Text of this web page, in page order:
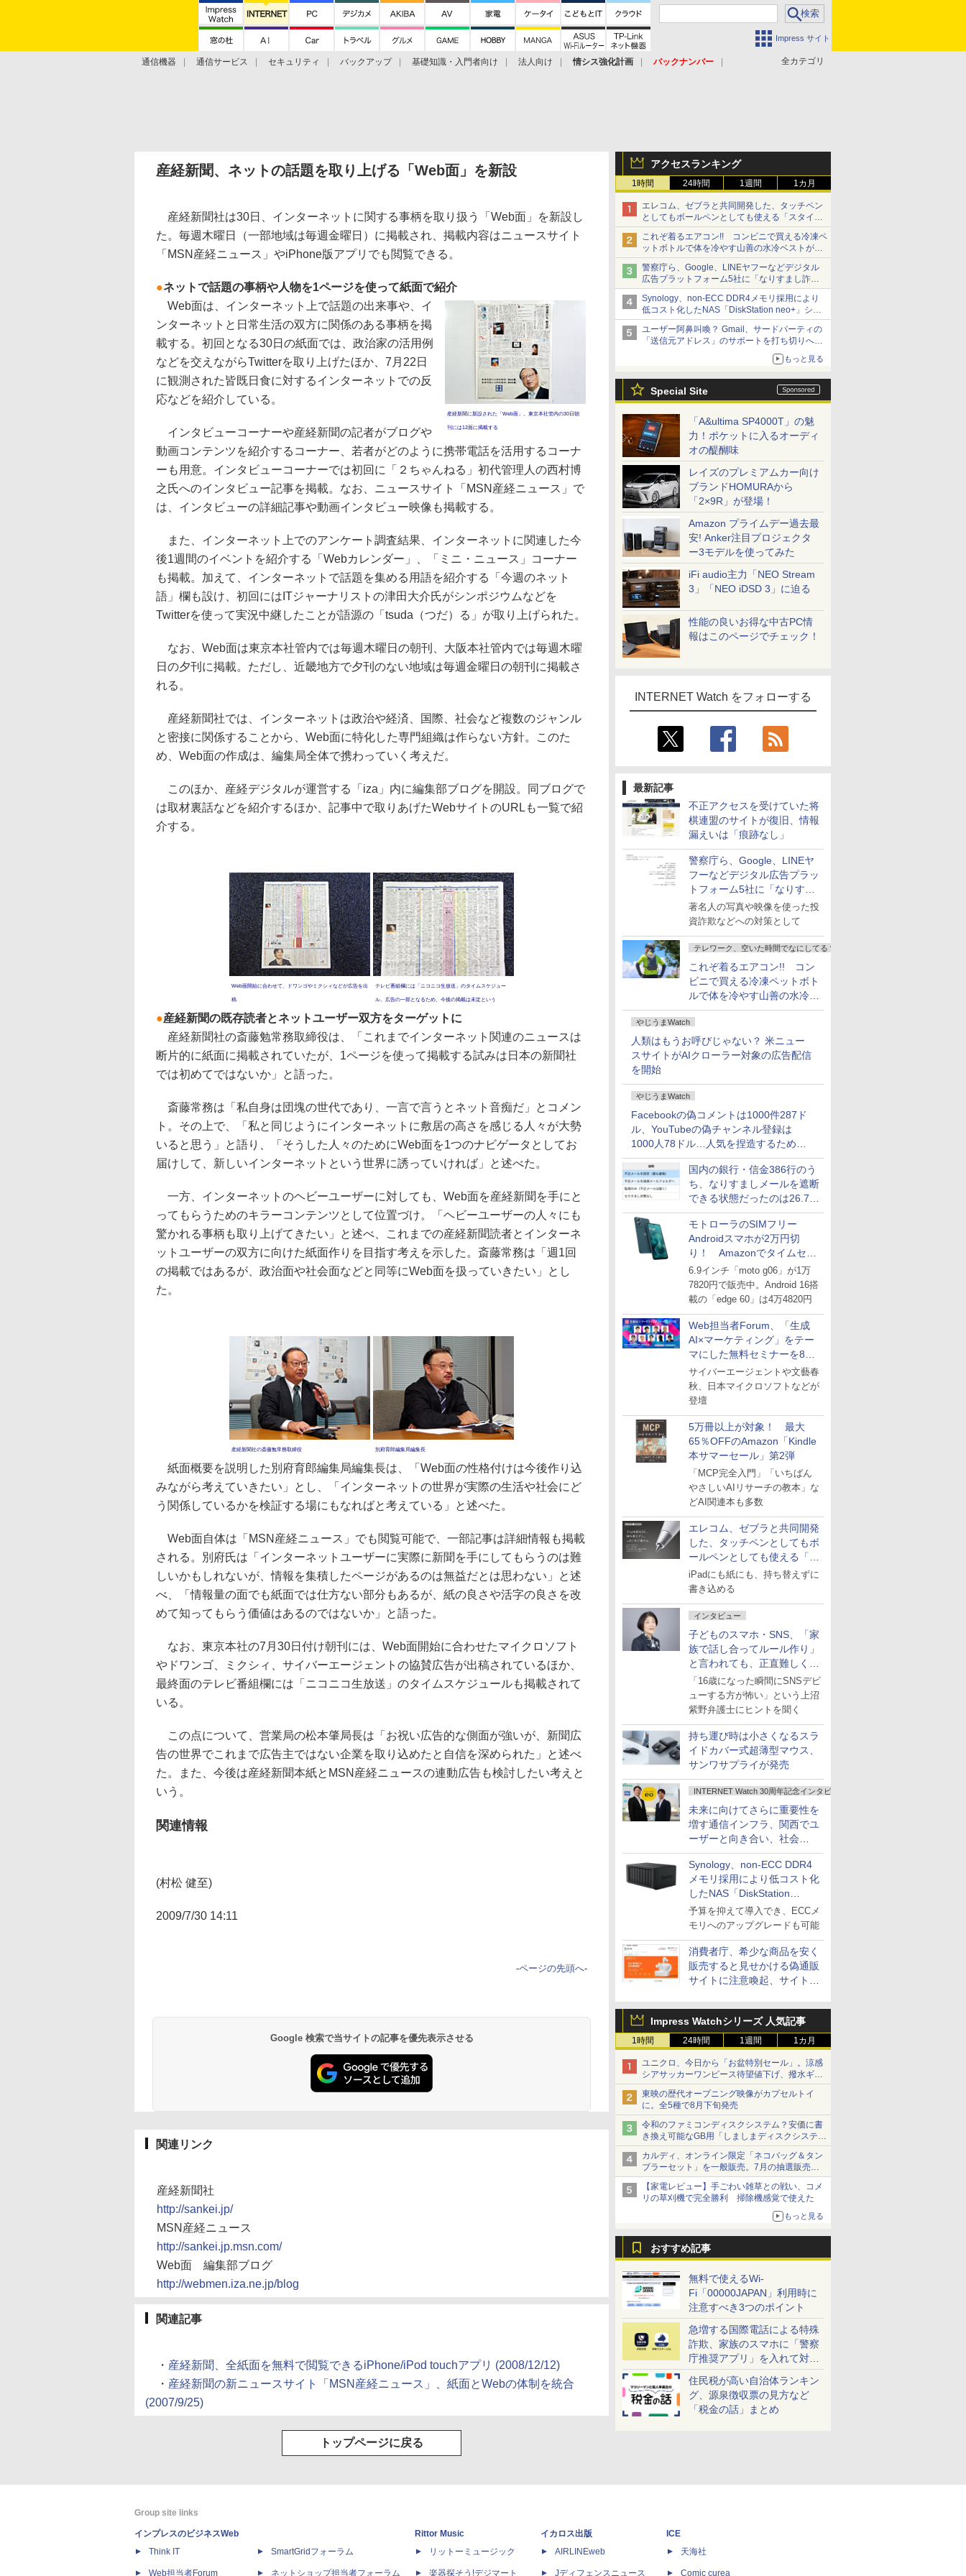
Impress サイト
全カテゴリ
通信機器 通信サービス セキュリティ バックアップ 基礎知識・入門者向け 法人向け 情シス強化計画
バックナンバー
アクセスランキング
1時間 24時間 1週間 1カ月
エレコム、ゼブラと共同開発した、タッチペン
としてもボールペンとしても使える「スタイラ
スツーウェイ」発売 iPadにも紙にも、持ち替
えずに書き込める
これぞ着るエアコン!! コンビニで買える冷凍ペ
ットボトルで体を冷やす山善の水冷ベストがロ
ードバイクにちょうどいい【ぼっち・ざ・ろー
ど！その14】【空いた時間でなにしてる？】
警察庁ら、Google、LINEヤフーなどデジタル
広告プラットフォーム5社に「なりすまし詐欺
広告」対策強化を要請 著名人の写真や映像を
使った投資詐欺などへの対策として
Synology、non-ECC DDR4メモリ採用により
低コスト化したNAS「DiskStation neo+」シリ
ーズ 予算を抑えて導入でき、ECCメモリへの
アップグレードも可能
ユーザー阿鼻叫喚？ Gmail、サードパーティの
「送信元アドレス」のサポートを打ち切りへ
もっと見る
Special Site
「A&ultima SP4000T」の魅
力！ポケットに入るオーディ
オの醍醐味
レイズのプレミアムカー向け
ブランドHOMURAから
「2×9R」が登場！
Amazon プライムデー過去最
安! Anker注目プロジェクタ
ー3モデルを使ってみた
iFi audio主力「NEO Stream
3」「NEO iDSD 3」に迫る
性能の良いお得な中古PC情
報はこのページでチェック！
INTERNET Watch をフォローする
最新記事
不正アクセスを受けていた将
棋連盟のサイトが復旧、情報
漏えいは「痕跡なし」
警察庁ら、Google、LINEヤ
フーなどデジタル広告プラッ
トフォーム5社に「なりすま
し詐欺広告」対策強化を要請
著名人の写真や映像を使った投
資詐欺などへの対策として
テレワーク、空いた時間でなにしてる？
これぞ着るエアコン!! コン
ビニで買える冷凍ペットボト
ルで体を冷やす山善の水冷ベ
ストがロードバイクにちょう
どいい【ぼっち・ざ・ろー
ど！その14】
やじうまWatch
人類はもうお呼びじゃない？ 米ニュー
スサイトがAIクローラー対象の広告配信
を開始
やじうまWatch
Facebookの偽コメントは1000件287ド
ル、YouTubeの偽チャンネル登録は
1000人78ドル…人気を捏造するための
価格リストが公開中
国内の銀行・信金386行のう
ち、なりすましメールを遮断
できる状態だったのは26.7％
にとどまる～GMOブランド
セキュリティ調査
モトローラのSIMフリー
Androidスマホが2万円切
り！ Amazonでタイムセー
ル
6.9インチ「moto g06」が1万
7820円で販売中。Android 16搭
載の「edge 60」は4万4820円
Web担当者Forum、「生成
AI×マーケティング」をテー
マにした無料セミナーを8月
27日にオンライン開催
サイバーエージェントや文藝春
秋、日本マイクロソフトなどが
登壇
5万冊以上が対象！ 最大
65％OFFのAmazon「Kindle
本サマーセール」第2弾
「MCP完全入門」「いちばん
やさしいAIリサーチの教本」な
どAI関連本も多数
エレコム、ゼブラと共同開発
した、タッチペンとしてもボ
ールペンとしても使える「ス
タイラスツーウェイ」発売
iPadにも紙にも、持ち替えずに
書き込める
インタビュー
子どものスマホ・SNS、「家
族で話し合ってルール作り」
と言われても、正直難しくな
いですか？
「16歳になった瞬間にSNSデビ
ューする方が怖い」という上沼
紫野弁護士にヒントを聞く
持ち運び時は小さくなるスラ
イドカバー式超薄型マウス、
サンワサプライが発売
INTERNET Watch 30周年記念インタビュー
未来に向けてさらに重要性を
増す通信インフラ、関西でユ
ーザーと向き合い、社会
の“あたらしい”を起動し続け
る～オプテージ
Synology、non-ECC DDR4
メモリ採用により低コスト化
したNAS「DiskStation
neo+」シリーズ
予算を抑えて導入でき、ECCメ
モリへのアップグレードも可能
消費者庁、希少な商品を安く
販売すると見せかける偽通販
サイトに注意喚起、サイト名
Impress Watchシリーズ 人気記事
1時間 24時間 1週間 1カ月
ユニクロ、今日から「お盆特別セール」。涼感
シアサッカーワンピース待望値下げ、撥水ギア
ショーツは1990円に
東映の歴代オープニング映像がカプセルトイ
に。全5種で8月下旬発売
令和のファミコンディスクシステム？安価に書
き換え可能なGB用「しましまディスクシステ
ム」
カルディ、オンライン限定「ネコバッグ＆タン
ブラーセット」を一般販売。7月の抽選販売の
当選無効分
【家電レビュー】手ごわい雑草との戦い、コメ
リの草刈機で完全勝利 掃除機感覚で使えた
もっと見る
おすすめ記事
無料で使えるWi-
Fi「00000JAPAN」利用時に
注意すべき3つのポイント
急増する国際電話による特殊
詐欺、家族のスマホに「警察
庁推奨アプリ」を入れて対策
しよう！
住民税が高い自治体ランキン
グ、源泉徴収票の見方など
「税金の話」まとめ
産経新聞、ネットの話題を取り上げる「Web面」を新設
産経新聞社は30日、インターネットに関する事柄を取り扱う「Web面」を新設し
た。毎週木曜日（一部地域は毎週金曜日）に掲載され、掲載内容はニュースサイト
「MSN産経ニュース」やiPhone版アプリでも閲覧できる。
●ネットで話題の事柄や人物を1ページを使って紙面で紹介
産経新聞に新設された「Web面」。東京本社管内の30日朝
刊には12面に掲載する
Web面は、インターネット上で話題の出来事や、イ
ンターネットと日常生活の双方に関係のある事柄を掲
載する。初回となる30日の紙面では、政治家の活用例
などを交えながらTwitterを取り上げたほか、7月22日
に観測された皆既日食に対するインターネットでの反
応などを紹介している。
インタビューコーナーや産経新聞の記者がブログや
動画コンテンツを紹介するコーナー、若者がどのように携帯電話を活用するコーナ
ーも用意。インタビューコーナーでは初回に「２ちゃんねる」初代管理人の西村博
之氏へのインタビュー記事を掲載。なお、ニュースサイト「MSN産経ニュース」で
は、インタビューの詳細記事や動画インタビュー映像も掲載する。
また、インターネット上でのアンケート調査結果、インターネットに関連した今
後1週間のイベントを紹介する「Webカレンダー」、「ミニ・ニュース」コーナー
も掲載。加えて、インターネットで話題を集める用語を紹介する「今週のネット
語」欄も設け、初回にはITジャーナリストの津田大介氏がシンポジウムなどを
Twitterを使って実況中継したことが語源の「tsuda（つだ）る」が取り上げられた。
なお、Web面は東京本社管内では毎週木曜日の朝刊、大阪本社管内では毎週木曜
日の夕刊に掲載。ただし、近畿地方で夕刊のない地域は毎週金曜日の朝刊に掲載さ
れる。
産経新聞社では、インターネットは政治や経済、国際、社会など複数のジャンル
と密接に関係することから、Web面に特化した専門組織は作らない方針。このた
め、Web面の作成は、編集局全体で携わっていく考えだ。
このほか、産経デジタルが運営する「iza」内に編集部ブログを開設。同ブログで
は取材裏話などを紹介するほか、記事中で取りあげたWebサイトのURLも一覧で紹
介する。
Web面開始に合わせて、ドワンゴやミクシィなどが広告を出
稿
テレビ番組欄には「ニコニコ生放送」のタイムスケジュー
ル。広告の一部となるため、今後の掲載は未定という
●産経新聞の既存読者とネットユーザー双方をターゲットに
産経新聞社の斎藤勉常務取締役は、「これまでインターネット関連のニュースは
断片的に紙面に掲載されていたが、1ページを使って掲載する試みは日本の新聞社
では初めてではないか」と語った。
斎藤常務は「私自身は団塊の世代であり、一言で言うとネット音痴だ」とコメン
ト。その上で、「私と同じようにインターネットに敷居の高さを感じる人々が大勢
いると思う」と語り、「そうした人々のためにWeb面を1つのナビゲータとしてお
届けして、新しいインターネットという世界に誘っていければ」と述べた。
一方、インターネットのヘビーユーザーに対しても、Web面を産経新聞を手にと
ってもらうためのキラーコンテンツとして位置づけ。「ヘビーユーザーの人々にも
驚かれる事柄も取り上げてきたい」と述べ、これまでの産経新聞読者とインターネ
ットユーザーの双方に向けた紙面作りを目指す考えを示した。斎藤常務は「週1回
の掲載ではあるが、政治面や社会面などと同等にWeb面を扱っていきたい」とし
た。
産経新聞社の斎藤勉常務取締役 別府育郎編集局編集長
紙面概要を説明した別府育郎編集局編集長は、「Web面の性格付けは今後作り込
みながら考えていきたい」とし、「インターネットの世界が実際の生活や社会にど
う関係しているかを検証する場にもなればと考えている」と述べた。
Web面自体は「MSN産経ニュース」でも閲覧可能で、一部記事は詳細情報も掲載
される。別府氏は「インターネットユーザーに実際に新聞を手にしてもらうのは難
しいかもしれないが、情報を集積したページがあるのは無益だとは思わない」と述
べ、「情報量の面でも紙面では仕方ない部分もあるが、紙の良さや活字の良さを改
めて知ってもらう価値はあるのではないか」と語った。
なお、東京本社の7月30日付け朝刊には、Web面開始に合わせたマイクロソフト
やドワンゴ、ミクシィ、サイバーエージェントの協賛広告が出稿されているほか、
最終面のテレビ番組欄には「ニコニコ生放送」のタイムスケジュールも掲載されて
いる。
この点について、営業局の松本肇局長は「お祝い広告的な側面が強いが、新聞広
告の世界でこれまで広告主ではない企業を取り込めたと自信を深められた」と述べ
た。また、今後は産経新聞本紙とMSN産経ニュースの連動広告も検討したい考えと
いう。
関連情報
(村松 健至)
2009/7/30 14:11
-ページの先頭へ-
Google 検索で当サイトの記事を優先表示させる
関連リンク
産経新聞社
http://sankei.jp/
MSN産経ニュース
http://sankei.jp.msn.com/
Web面 編集部ブログ
http://webmen.iza.ne.jp/blog
関連記事
・ 産経新聞、全紙面を無料で閲覧できるiPhone/iPod touchアプリ (2008/12/12)
・ 産経新聞の新ニュースサイト「MSN産経ニュース」、紙面とWebの体制を統合
(2007/9/25)
トップページに戻る
Group site links
インプレスのビジネスWeb
Think IT
Web担当者Forum
SmartGridフォーラム
ネットショップ担当者フォーラム
Rittor Music
リットーミュージック
楽器探そう!デジマート
イカロス出版
AIRLINEweb
Jディフェンスニュース
ICE
天海社
Comic curea